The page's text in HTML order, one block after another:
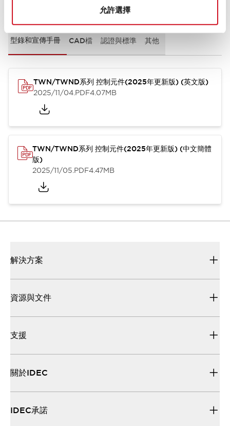
允許選擇
型錄和宣傳手冊 CAD檔 認證與標準 其他
TWN/TWND系列 控制元件(2025年更新版) (英文版)
2025/11/04.PDF4.07MB
TWN/TWND系列 控制元件(2025年更新版) (中文簡體
版)
2025/11/05.PDF4.47MB
解決方案
資源與文件
支援
關於IDEC
IDEC承諾